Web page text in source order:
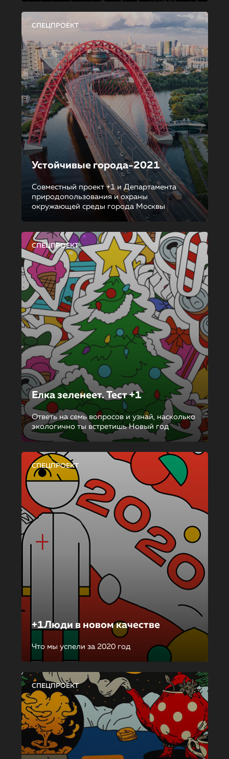
СПЕЦПРОЕКТ
Устойчивые города-2021
Совместный проект +1 и Департамента
природопользования и охраны
окружающей среды города Москвы
СПЕЦПРОЕКТ
Елка зеленеет. Тест +1
Ответь на семь вопросов и узнай, насколько
экологично ты встретишь Новый год
СПЕЦПРОЕКТ
+1Люди в новом качестве
Что мы успели за 2020 год
СПЕЦПРОЕКТ